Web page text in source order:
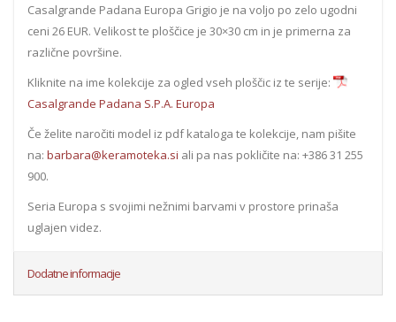
Casalgrande Padana Europa Grigio je na voljo po zelo ugodni
ceni 26 EUR. Velikost te ploščice je 30×30 cm in je primerna za
različne površine.
Kliknite na ime kolekcije za ogled vseh ploščic iz te serije:
Casalgrande Padana S.P.A. Europa
Če želite naročiti model iz pdf kataloga te kolekcije, nam pišite
na: barbara@keramoteka.si ali pa nas pokličite na: +386 31 255
900.
Seria Europa s svojimi nežnimi barvami v prostore prinaša
uglajen videz.
Dodatne informacije